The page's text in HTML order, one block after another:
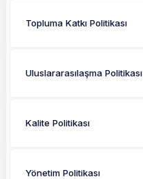
Topluma Katkı Politikası
Uluslararasılaşma Politikası
Kalite Politikası
Yönetim Politikası